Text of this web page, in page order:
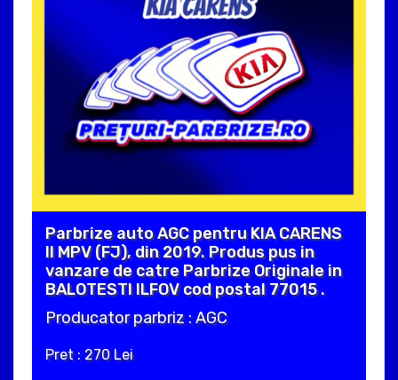
Parbrize auto AGC pentru KIA CARENS
II MPV (FJ), din 2019. Produs pus in
vanzare de catre Parbrize Originale in
BALOTESTI ILFOV cod postal 77015 .
Producator parbriz : AGC
Pret : 270 Lei